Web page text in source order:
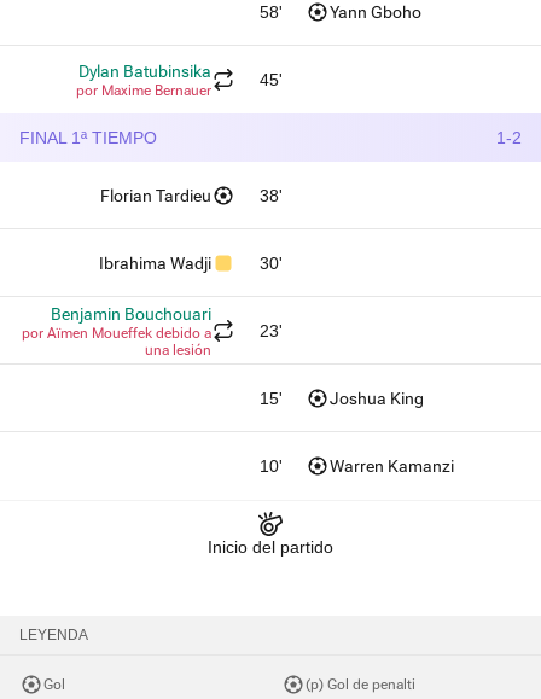
58' Yann Gboho
Dylan Batubinsika
por Maxime Bernauer
45'
FINAL 1ª TIEMPO 1-2
Florian Tardieu 38'
Ibrahima Wadji 30'
Benjamin Bouchouari
por Aïmen Moueffek debido a
una lesión
23'
15' Joshua King
10' Warren Kamanzi
Inicio del partido
LEYENDA
Gol (p) Gol de penalti